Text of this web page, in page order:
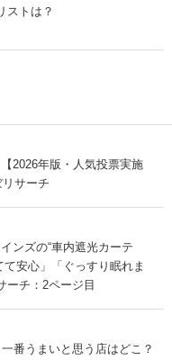
ストは？
2026年版・人気投票実施
サーチ
ンズの“車内遮光カーテ
安心」「ぐっすり眠れま
ーチ：2ページ目
番うまいと思う店はどこ？